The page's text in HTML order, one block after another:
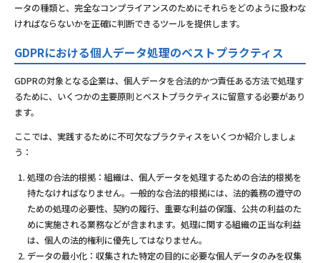
ータの種類と、完全なコンプライアンスのためにそれらをどのように扱わな
ければならないかを正確に判断できるツールを提供します。
GDPRにおける個人データ処理のベストプラクティス
GDPRの対象となる企業は、個人データを合法的かつ責任ある方法で処理す
るために、いくつかの主要原則とベストプラクティスに留意する必要があり
ます。
ここでは、実践するために不可欠なプラクティスをいくつか紹介しましょ
う：
処理の合法的根拠：組織は、個人データを処理するための合法的根拠を
持たなければなりません。一般的な合法的根拠には、法的義務の遵守の
ための処理の必要性、契約の履行、重要な利益の保護、公共の利益のた
めに実施される業務などが含まれます。処理に関する組織の正当な利益
は、個人の法的権利に優先してはなりません。
データの最小化：収集された特定の目的に必要な個人データのみを収集